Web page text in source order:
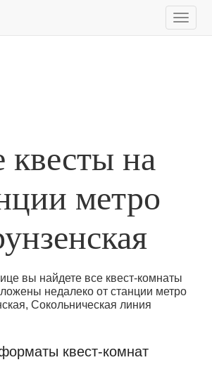
квесты на
метро
вы найдете все квест-комнаты
недалеко от станции метро
Сокольническая линия
квест-комнат